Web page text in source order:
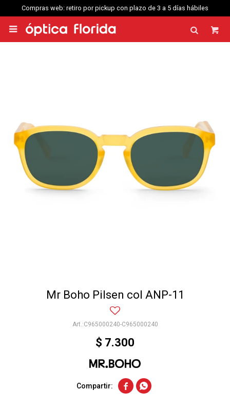
Compras web: retiro por pickup con plazo de 3 a 5 días hábiles

Mr Boho Pilsen col ANP-11
C965000240-C965000240
$ 7.300
 